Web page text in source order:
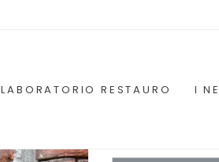
LABORATORIO RESTAURO I